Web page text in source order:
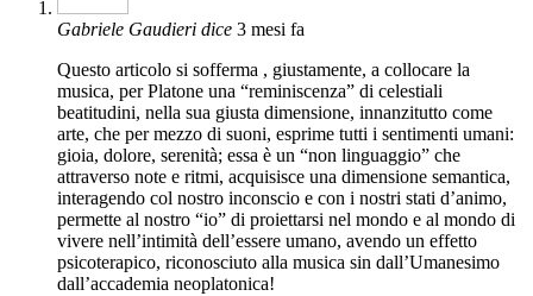
Gabriele Gaudieri dice 3 mesi fa
Questo articolo si sofferma , giustamente, a collocare la
musica, per Platone una “reminiscenza” di celestiali
beatitudini, nella sua giusta dimensione, innanzitutto come
arte, che per mezzo di suoni, esprime tutti i sentimenti umani:
gioia, dolore, serenità; essa è un “non linguaggio” che
attraverso note e ritmi, acquisisce una dimensione semantica,
interagendo col nostro inconscio e con i nostri stati d’animo,
permette al nostro “io” di proiettarsi nel mondo e al mondo di
vivere nell’intimità dell’essere umano, avendo un effetto
psicoterapico, riconosciuto alla musica sin dall’Umanesimo
dall’accademia neoplatonica!